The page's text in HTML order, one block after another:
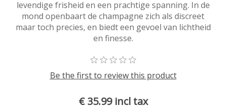
levendige frisheid en een prachtige spanning. In de
mond openbaart de champagne zich als discreet
maar toch precies, en biedt een gevoel van lichtheid
en finesse.
Be the first to review this product
€ 35.99 incl tax